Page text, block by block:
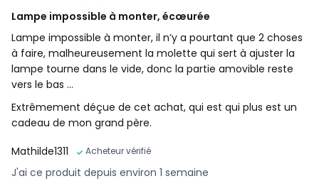
Lampe impossible à monter, écœurée
Lampe impossible à monter, il n’y a pourtant que 2 choses
à faire, malheureusement la molette qui sert à ajuster la
lampe tourne dans le vide, donc la partie amovible reste
vers le bas …
Extrêmement déçue de cet achat, qui est qui plus est un
cadeau de mon grand père.
Mathilde1311
Acheteur vérifié
J'ai ce produit depuis environ 1 semaine